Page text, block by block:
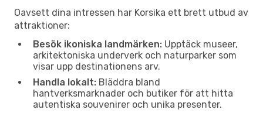
Oavsett dina intressen har Korsika ett brett utbud av
attraktioner:
Besök ikoniska landmärken: Upptäck museer,
arkitektoniska underverk och naturparker som
visar upp destinationens arv.
Handla lokalt: Bläddra bland
hantverksmarknader och butiker för att hitta
autentiska souvenirer och unika presenter.